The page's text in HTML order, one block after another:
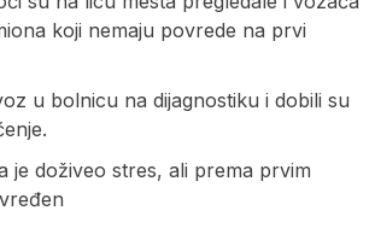
koji nemaju povrede na prvi
u bolnicu na dijagnostiku i dobili su
je doživeo stres, ali prema prvim